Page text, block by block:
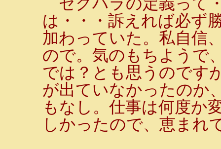
は・・・訴えれば必ず
加わっていた。私自信
ので。気のもちようで
では？とも思うのです
が出ていなかったのか
もなし。仕事は何度か
しかったので、恵まれ